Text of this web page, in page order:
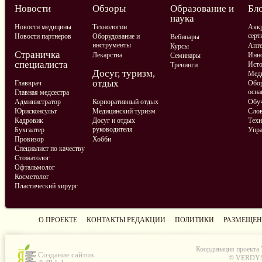
Новости
Новости медицины
Новости партнеров
Обзоры
Технологии
Оборудование и
инструменты
Лекарства
Образование и
наука
Вебинары
Курсы
Семинары
Тренинги
Страничка
специалиста
Главврач
Главная медсестра
Администратор
Юрисконсульт
Кадровик
Бухгалтер
Провизор
Специалист по качеству
Стоматолог
Офтальмолог
Косметолог
Пластический хирург
Досуг, туризм,
отдых
Корпоративный отдых
Медицинский туризм
Досуг и отдых
руководителя
Хобби
О ПРОЕКТЕ КОНТАКТЫ РЕДАКЦИИ ПОЛИТИКИ
Создание сайтов
Координация проекта
©